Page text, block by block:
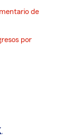
de
por